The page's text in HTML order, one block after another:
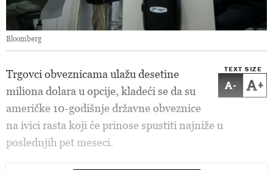
Bloomberg
TEXT SIZE
- +
Trgovci obveznicama ulažu desetine
miliona dolara u opcije, kladeći se da su
američke 10-godišnje državne obveznice
na ivici rasta koji će prinose spustiti najniže u
poslednjih pet meseci.